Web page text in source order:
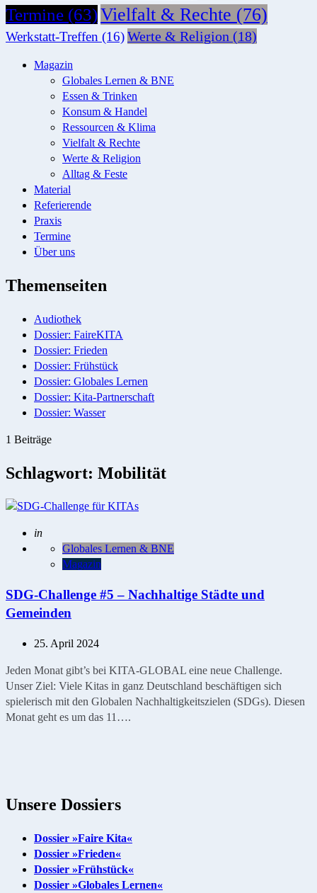
Termine (63)Vielfalt & Rechte (76)
Werkstatt-Treffen (16)Werte & Religion (18)
Magazin
Globales Lernen & BNE
Essen & Trinken
Konsum & Handel
Ressourcen & Klima
Vielfalt & Rechte
Werte & Religion
Alltag & Feste
Material
Referierende
Praxis
Termine
Über uns
Themenseiten
Audiothek
Dossier: FaireKITA
Dossier: Frieden
Dossier: Frühstück
Dossier: Globales Lernen
Dossier: Kita-Partnerschaft
Dossier: Wasser
1 Beiträge
Schlagwort: Mobilität
Geschrieben
in
Globales Lernen & BNE
Magazin
SDG-Challenge #5 – Nachhaltige Städte und
Gemeinden
25. April 2024
Jeden Monat gibt’s bei KITA-GLOBAL eine neue Challenge.
Unser Ziel: Viele Kitas in ganz Deutschland beschäftigen sich
spielerisch mit den Globalen Nachhaltigkeitszielen (SDGs). Diesen
Monat geht es um das 11….
Unsere Dossiers
Dossier »Faire Kita«
Dossier »Frieden«
Dossier »Frühstück«
Dossier »Globales Lernen«